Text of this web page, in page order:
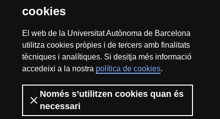
cookies
El web de la Universitat Autònoma de Barcelona
utilitza cookies pròpies i de tercers amb finalitats
tècniques i analítiques. Si desitja més informació
accedeixi a la nostra política de cookies.
Només s’utilitzen cookies quan és
necessari
HR
Sobre el web Accessibilitat web Avís Legal
Política de
privacitat